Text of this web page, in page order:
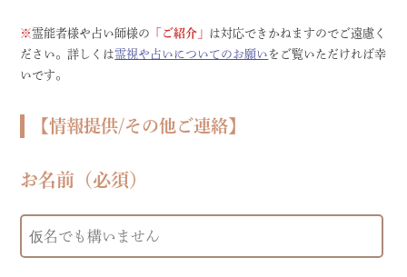
※霊能者様や占い師様の 「ご紹介」 は対応できかねますのでご遠慮く
ださい。詳しくは霊視や占いについてのお願い をご覧いただければ幸
いです。
【情報提供/その他ご連絡】
お名前（必須）